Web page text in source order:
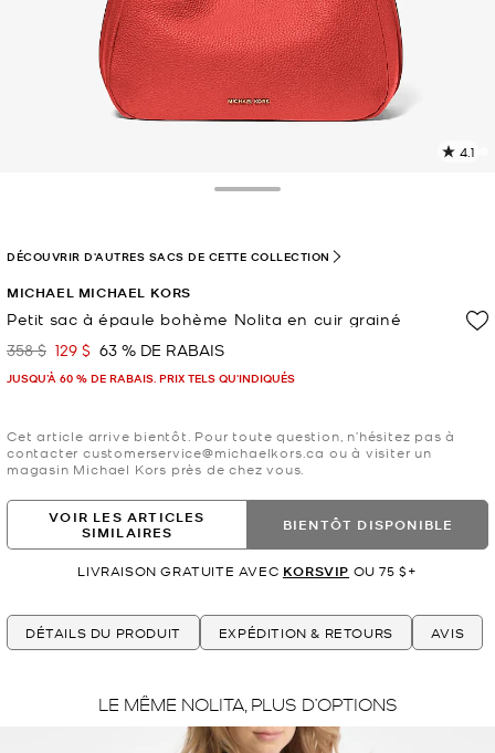
4.1
MICHAEL MICHAEL KORS
Petit sac à épaule bohème Nolita en cuir grainé
était
358 $ maintenant
129 $ 63 % DE RABAIS
JUSQU’À 60 % DE RABAIS. PRIX TELS QU'INDIQUÉS
DÉCOUVRIR D'AUTRES SACS DE CETTE COLLECTION
Cet article arrive bientôt. Pour toute question, n’hésitez pas à
contacter customerservice@michaelkors.ca ou à visiter un
magasin Michael Kors près de chez vous.
VOIR LES ARTICLES
SIMILAIRES
BIENTÔT DISPONIBLE
LIVRAISON GRATUITE AVEC KORSVIP OU 75 $+
DÉTAILS DU PRODUIT EXPÉDITION & RETOURS AVIS
LE MÊME NOLITA, PLUS D’OPTIONS